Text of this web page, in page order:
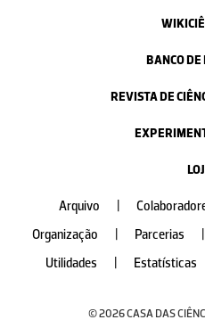
BANCO
REVISTA DE
Arquivo
Organização
Parcerias
Utilidades
Estatísticas
© 2026 CASA DAS